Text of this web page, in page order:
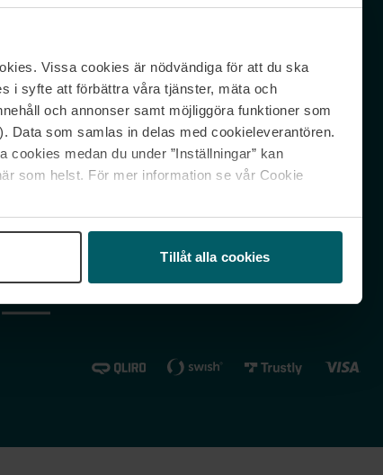
Vissa cookies är nödvändiga för att du ska
i syfte att förbättra våra tjänster, mäta och
och annonser samt möjliggöra funktioner som
Data som samlas in delas med cookieleverantören.
cookies medan du under ”Inställningar” kan
som helst. För mer information se vår Cookie
Tillåt alla cookies
Kontakta oss
Vanliga frågor & svar
Spåra min beställning
reklamationer
Nordicfeel SE
Nordicfeel FI
Nordicfeel NO